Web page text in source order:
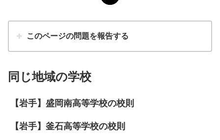
このページの問題を報告する
同じ地域の学校
【岩手】盛岡南高等学校の校則
【岩手】釜石高等学校の校則